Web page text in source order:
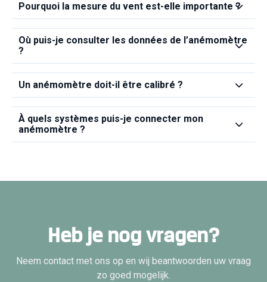
Pourquoi la mesure du vent est‑elle importante ?
Où puis‑je consulter les données de l’anémomètre
?
Un anémomètre doit‑il être calibré ?
À quels systèmes puis‑je connecter mon
anémomètre ?
Heb je nog vragen?
Neem contact met ons op en wij beantwoorden uw vraag
zo goed mogelijk.